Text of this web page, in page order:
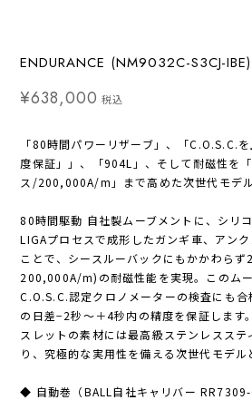
ENDURANCE (NM9032C-S3CJ-IBE)
¥638,000 税込
「80時間パワーリザーブ」、「C.O.S.C.
度保証」」、「904L」、そして耐磁性を
ス/200,000A/m」まで高めた次世代モデル
80時間駆動 自社製ムーブメントに、シリ
LIGAプロセスで成形したガンギ車、アン
ことで、シースルーバックにもかかわら
200,000A/m)の耐磁性能を実現。このム
C.O.S.C.認定クロノメーターの検査にも
の日差−2秒〜＋4秒内の精度を保証します
スレットの素材には最高級ステンレスス
り、究極的な実用性を備える次世代モデル
◆ 自動巻（BALL自社キャリバー RR7309-